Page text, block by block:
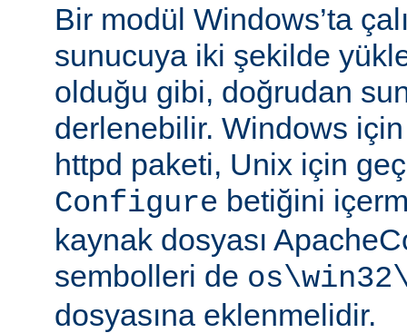
Bir modül Windows’ta
sunucuya iki şekilde
olduğu gibi, doğrudan
derlenebilir. Windows
httpd paketi, Unix için
Configure betiğini
kaynak dosyası
sembolleri de
dosyasına eklenmelidir.